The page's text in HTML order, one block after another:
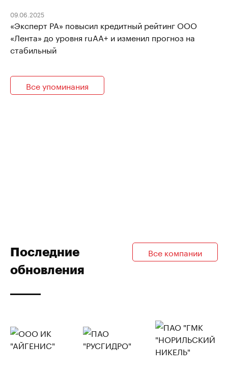
09.06.2025
«Эксперт РА» повысил кредитный рейтинг ООО
«Лента» до уровня ruAА+ и изменил прогноз на
стабильный
Все упоминания
Последние
обновления
Все компании